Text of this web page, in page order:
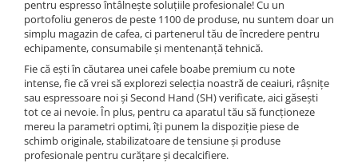
pentru espresso întâlnește soluțiile profesionale! Cu un
portofoliu generos de peste 1100 de produse, nu suntem doar un
simplu magazin de cafea, ci partenerul tău de încredere pentru
echipamente, consumabile și mentenanță tehnică.
Fie că ești în căutarea unei cafele boabe premium cu note
intense, fie că vrei să explorezi selecția noastră de ceaiuri, râșnițe
sau espressoare noi și Second Hand (SH) verificate, aici găsești
tot ce ai nevoie. În plus, pentru ca aparatul tău să funcționeze
mereu la parametri optimi, îți punem la dispoziție piese de
schimb originale, stabilizatoare de tensiune și produse
profesionale pentru curățare și decalcifiere.